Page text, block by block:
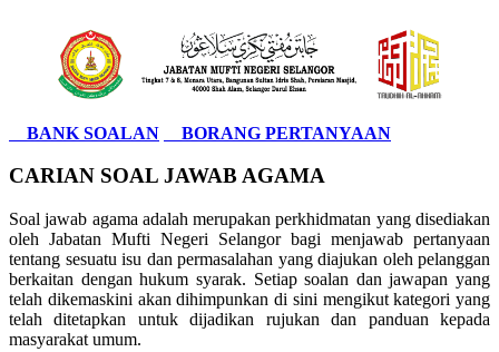
BANK SOALAN BORANG PERTANYAAN
CARIAN SOAL JAWAB AGAMA
Soal jawab agama adalah merupakan perkhidmatan yang disediakan
oleh Jabatan Mufti Negeri Selangor bagi menjawab pertanyaan
tentang sesuatu isu dan permasalahan yang diajukan oleh pelanggan
berkaitan dengan hukum syarak. Setiap soalan dan jawapan yang
telah dikemaskini akan dihimpunkan di sini mengikut kategori yang
telah ditetapkan untuk dijadikan rujukan dan panduan kepada
masyarakat umum.